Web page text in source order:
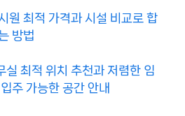
원 최적 가격과 시설 비교로 합
방법
실 최적 위치 추천과 저렴한 임
주 가능한 공간 안내